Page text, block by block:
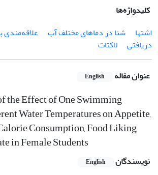
کلیدواژه‌ها
اشتها
شنا در دماهای مختلف آب علاقه‌مندی
دریافتی
لاکتات
عنوان مقاله English
the Effect of One Swimming
Water Temperatures on Appetite,
Consumption, Food Liking
in Female Students
نویسندگان English